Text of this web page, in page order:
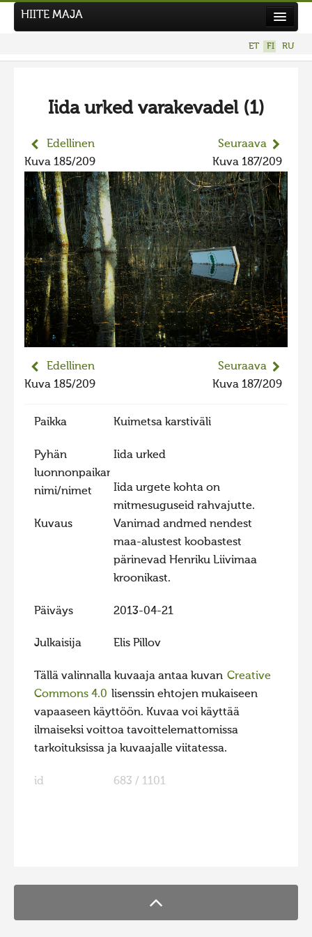
HIITE MAJA
ET FI RU
Iida urked varakevadel (1)
Edellinen
Kuva 185/209
Seuraava
Kuva 187/209
Edellinen
Kuva 185/209
Seuraava
Kuva 187/209
Paikka Kuimetsa karstiväli
Pyhän
luonnonpaikan
nimi/nimet
Iida urked
Kuvaus
Iida urgete kohta on
mitmesuguseid rahvajutte.
Vanimad andmed nendest
maa-alustest koobastest
pärinevad Henriku Liivimaa
kroonikast.
Päiväys 2013-04-21
Julkaisija Elis Pillov
Tällä valinnalla kuvaaja antaa kuvan Creative
Commons 4.0 lisenssin ehtojen mukaiseen
vapaaseen käyttöön. Kuvaa voi käyttää
ilmaiseksi voittoa tavoittelemattomissa
tarkoituksissa ja kuvaajalle viitatessa.
id 683 / 1101